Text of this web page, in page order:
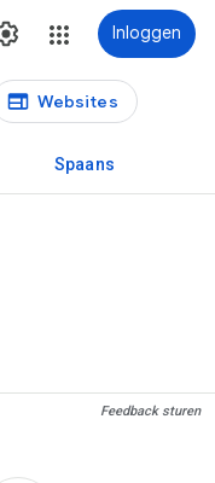
Inloggen
Websites
Spaans
Feedback sturen